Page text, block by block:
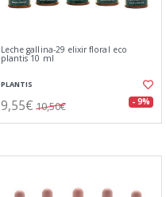
Leche gallina-29 elixir floral eco
plantis 10 ml
PLANTIS
9,55€ 10,50€ - 9%